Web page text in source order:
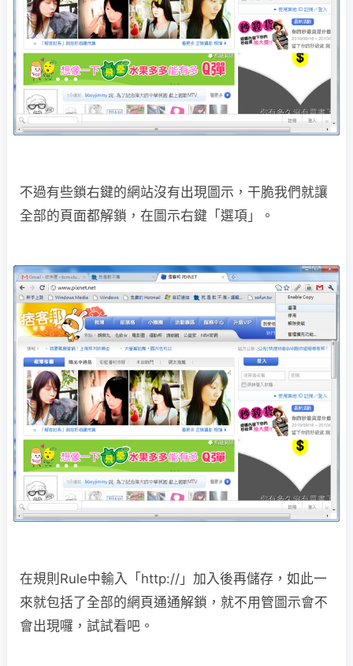
不過有些鎖右鍵的網站沒有出現圖示，干脆我們就讓
全部的頁面都解鎖，在圖示右鍵「選項」。
在規則Rule中輸入「http://」加入後再儲存，如此一
來就包括了全部的網頁通通解鎖，就不用管圖示會不
會出現囉，試試看吧。